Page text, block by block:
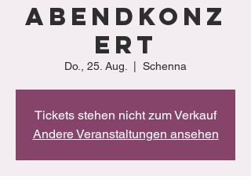
Abendkonz
ert
Do., 25. Aug. Schenna
Tickets stehen nicht zum Verkauf
Andere Veranstaltungen ansehen